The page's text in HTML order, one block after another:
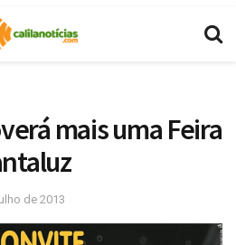
mais uma Feira
de 2013